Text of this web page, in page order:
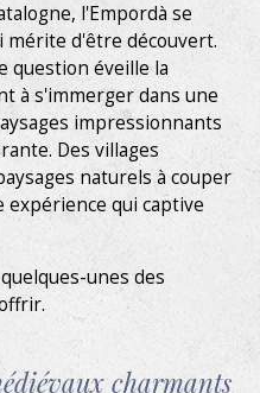
l'Empordà se
mérite d'être découvert.
question éveille la
à s'immerger dans une
impressionnants
Des villages
naturels à couper
expérience qui captive
unes des
charmants